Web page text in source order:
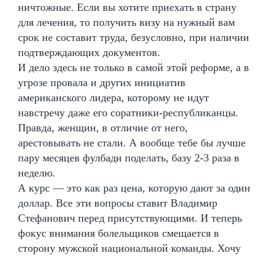
ничтожные. Если вы хотите приехать в страну
для лечения, то получить визу на нужный вам
срок не составит труда, безусловно, при наличии
подтверждающих документов.
И дело здесь не только в самой этой реформе, а в
угрозе провала и других инициатив
американского лидера, которому не идут
навстречу даже его соратники-республиканцы.
Правда, женщин, в отличие от него,
арестовывать не стали. А вообще тебе бы лучше
пару месяцев фулбади поделать, базу 2-3 раза в
неделю.
А курс — это как раз цена, которую дают за один
доллар. Все эти вопросы ставит Владимир
Стефанович перед присутствующими. И теперь
фокус внимания болельщиков смещается в
сторону мужской национальной команды. Хочу